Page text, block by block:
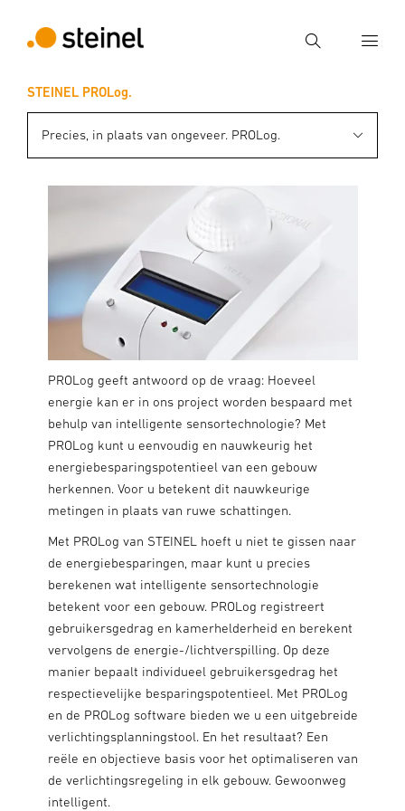
Zoek
Zoek
STEINEL PROLog.
Precies, in plaats van ongeveer. PROLog.
PROLog geeft antwoord op de vraag: Hoeveel
energie kan er in ons project worden bespaard met
behulp van intelligente sensortechnologie? Met
PROLog kunt u eenvoudig en nauwkeurig het
energiebesparingspotentieel van een gebouw
herkennen. Voor u betekent dit nauwkeurige
metingen in plaats van ruwe schattingen.
Met PROLog van STEINEL hoeft u niet te gissen naar
de energiebesparingen, maar kunt u precies
berekenen wat intelligente sensortechnologie
betekent voor een gebouw. PROLog registreert
gebruikersgedrag en kamerhelderheid en berekent
vervolgens de energie-/lichtverspilling. Op deze
manier bepaalt individueel gebruikersgedrag het
respectievelijke besparingspotentieel. Met PROLog
en de PROLog software bieden we u een uitgebreide
verlichtingsplanningstool. En het resultaat? Een
reële en objectieve basis voor het optimaliseren van
de verlichtingsregeling in elk gebouw. Gewoonweg
intelligent.